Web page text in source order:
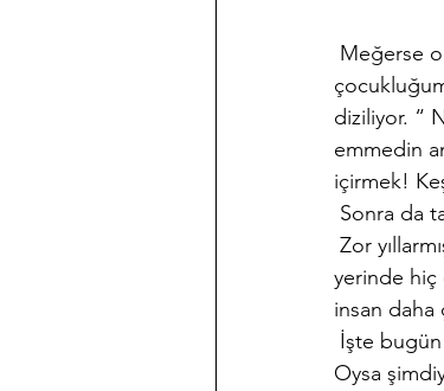
Haber Akis Yazıları
Memleket
Sergilerim
diziliyor. “
emmedin
içirmek!
Sonra da
Zor
yerinde hiç
insan daha
İşte
Oysa